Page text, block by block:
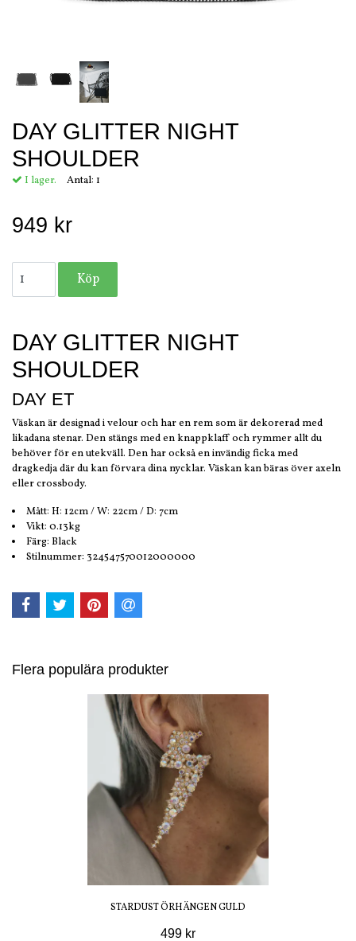
DAY GLITTER NIGHT
SHOULDER
I lager. Antal: 1
949 kr
DAY GLITTER NIGHT
SHOULDER
DAY ET
Väskan är designad i velour och har en rem som är dekorerad med
likadana stenar. Den stängs med en knappklaff och rymmer allt du
behöver för en utekväll. Den har också en invändig ficka med
dragkedja där du kan förvara dina nycklar. Väskan kan bäras över axeln
eller crossbody.
Mått: H: 12cm / W: 22cm / D: 7cm
Vikt: 0.13kg
Färg: Black
Stilnummer: 324547570012000000
Flera populära produkter
STARDUST ÖRHÄNGEN GULD
499 kr